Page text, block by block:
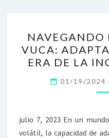
NAVEGANDO
VUCA:
ERA DE LA
01/19/2024
julio 7, 2023 En un
volátil, la capacidad de